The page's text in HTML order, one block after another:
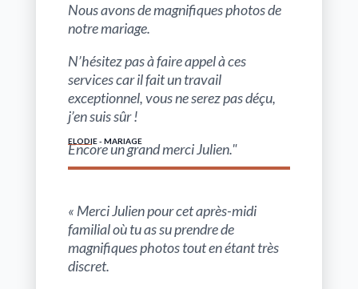
Nous avons de magnifiques photos de
notre mariage.
N’hésitez pas à faire appel à ces
services car il fait un travail
exceptionnel, vous ne serez pas déçu,
j’en suis sûr !
Encore un grand merci Julien."
ELODIE - MARIAGE
« Merci Julien pour cet après-midi
familial où tu as su prendre de
magnifiques photos tout en étant très
discret.